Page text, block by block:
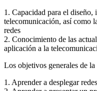
1. Capacidad para el diseño,
telecomunicación, así como
redes
2. Conocimiento de las
aplicación a la
Los objetivos generales de
1. Aprender a desplegar